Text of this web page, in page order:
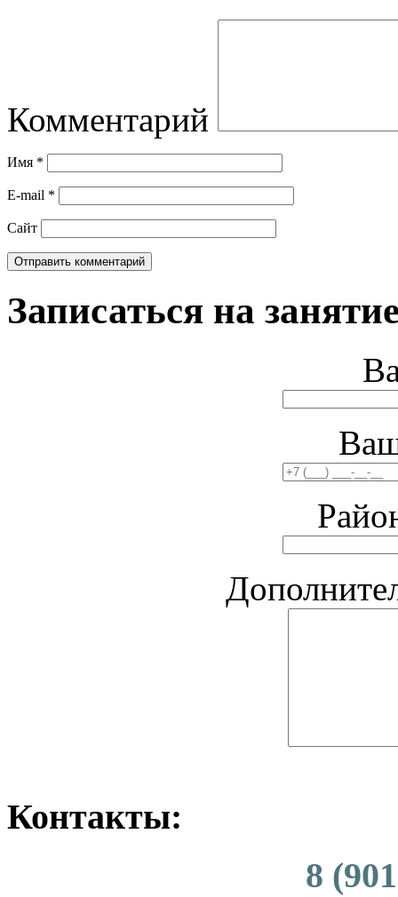
Комментарий
Имя *
E-mail *
Сайт
Записаться на
Контакты:
8